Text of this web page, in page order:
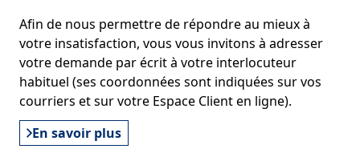
Afin de nous permettre de répondre au mieux à
votre insatisfaction, vous vous invitons à adresser
votre demande par écrit à votre interlocuteur
habituel (ses coordonnées sont indiquées sur vos
courriers et sur votre Espace Client en ligne).
En savoir plus